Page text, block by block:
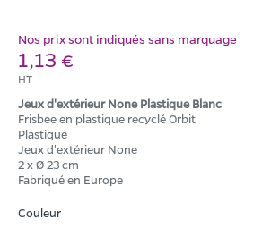
Nos prix sont indiqués sans marquage
1,13 €
HT
Jeux d'extérieur None Plastique Blanc
Frisbee en plastique recyclé Orbit
Plastique
Jeux d'extérieur None
2 x Ø 23 cm
Fabriqué en Europe
Couleur